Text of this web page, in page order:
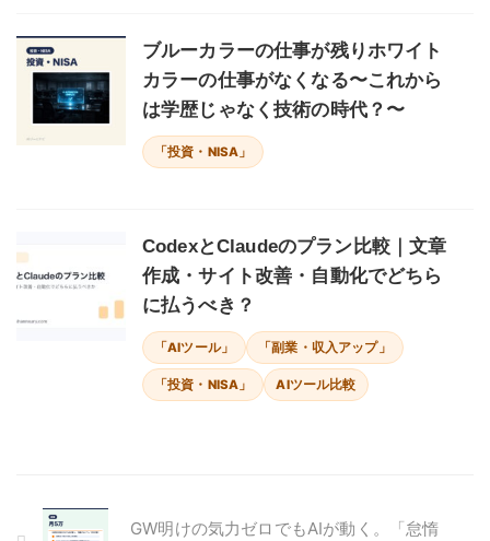
ブルーカラーの仕事が残りホワイト
カラーの仕事がなくなる〜これから
は学歴じゃなく技術の時代？〜
「投資・NISA」
CodexとClaudeのプラン比較｜文章
作成・サイト改善・自動化でどちら
に払うべき？
「AIツール」 「副業・収入アップ」
「投資・NISA」 AIツール比較
GW明けの気力ゼロでもAIが動く。「怠惰